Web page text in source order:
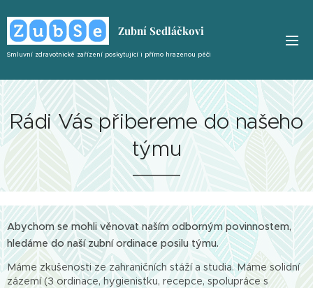
Zubní Sedláčkovi
Smluvní zdravotnické zařízení poskytující i přímo hrazenou péči
Rádi Vás přibereme do našeho
týmu
Abychom se mohli věnovat naším odborným povinnostem,
hledáme do naší zubní ordinace posilu týmu.
Máme zkušenosti ze zahraničních stáží a studia. Máme solidní
zázemí (3 ordinace, hygienistku, recepce, spolupráce s